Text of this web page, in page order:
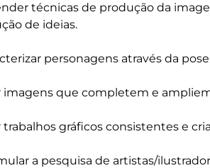
técnicas de produção da
de ideias.
personagens através da
imagens que completem e
trabalhos gráficos consistentes e
a pesquisa de artistas/